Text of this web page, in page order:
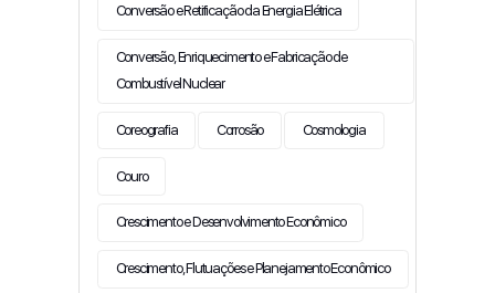
Conversão e Retificação da Energia Elétrica
Conversão, Enriquecimento e Fabricação de
Combustível Nuclear
Coreografia Corrosão Cosmologia
Couro
Crescimento e Desenvolvimento Econômico
Crescimento, Flutuações e Planejamento Econômico